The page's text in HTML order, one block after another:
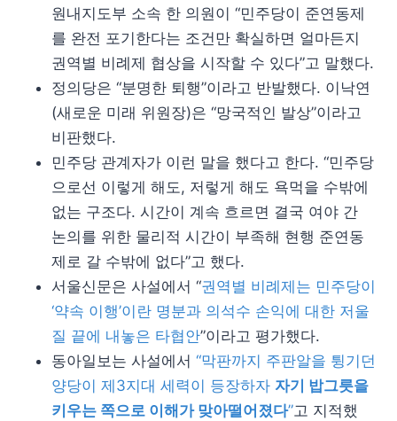
원내지도부 소속 한 의원이 “민주당이 준연동제
를 완전 포기한다는 조건만 확실하면 얼마든지
권역별 비례제 협상을 시작할 수 있다”고 말했다.
정의당은 “분명한 퇴행”이라고 반발했다. 이낙연
(새로운 미래 위원장)은 “망국적인 발상”이라고
비판했다.
민주당 관계자가 이런 말을 했다고 한다. “민주당
으로선 이렇게 해도, 저렇게 해도 욕먹을 수밖에
없는 구조다. 시간이 계속 흐르면 결국 여야 간
논의를 위한 물리적 시간이 부족해 현행 준연동
제로 갈 수밖에 없다”고 했다.
서울신문은 사설에서 “권역별 비례제는 민주당이
‘약속 이행’이란 명분과 의석수 손익에 대한 저울
질 끝에 내놓은 타협안”이라고 평가했다.
동아일보는 사설에서 “막판까지 주판알을 튕기던
양당이 제3지대 세력이 등장하자 자기 밥그릇을
키우는 쪽으로 이해가 맞아떨어졌다”고 지적했